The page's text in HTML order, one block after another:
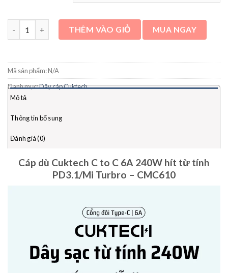
Cáp dù Cuktech C to C 6A 240W hít từ tính PD3.1/Mi Turbro -
THÊM VÀO GIỎ MUA NGAY
Mã sản phẩm:N/A
Danh mục:Dây cáp Cuktech
Mô tả
Thông tin bổ sung
Đánh giá (0)
Cáp dù Cuktech C to C 6A 240W hít từ tính
PD3.1/Mi Turbro – CMC610